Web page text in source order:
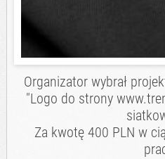
Organizator wybrał
"Logo do strony
Za kwotę 400 PLN w